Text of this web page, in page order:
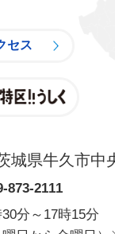
セス
城県牛久市中
873-2111
分～17時15分